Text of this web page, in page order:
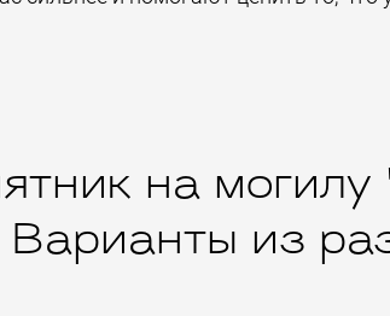
на могилу
Варианты из